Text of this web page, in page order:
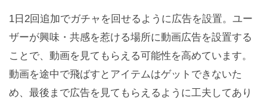
1日2回追加でガチャを回せるように広告を設置。ユー
ザーが興味・共感を惹ける場所に動画広告を設置する
ことで、動画を見てもらえる可能性を高めています。
動画を途中で飛ばすとアイテムはゲットできないた
め、最後まで広告を見てもらえるように工夫してあり